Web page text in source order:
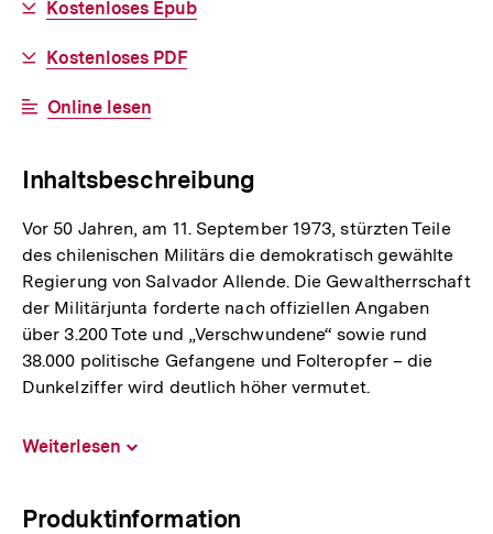
Download-
Kostenloses Epub
Download-
Kostenloses PDF
Interner
Online lesen
Inhaltsbeschreibung
Vor 50 Jahren, am 11. September 1973, stürzten Teile
des chilenischen Militärs die demokratisch gewählte
Regierung von Salvador Allende. Die Gewaltherrschaft
der Militärjunta forderte nach offiziellen Angaben
über 3.200 Tote und „Verschwundene“ sowie rund
38.000 politische Gefangene und Folteropfer – die
Dunkelziffer wird deutlich höher vermutet.
Weiterlesen
Produktinformation